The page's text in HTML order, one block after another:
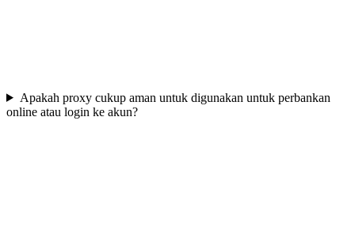
Apakah proxy cukup aman untuk digunakan untuk perbankan
online atau login ke akun?